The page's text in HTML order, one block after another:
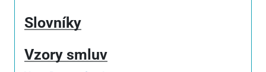
Slovníky
Vzory smluv